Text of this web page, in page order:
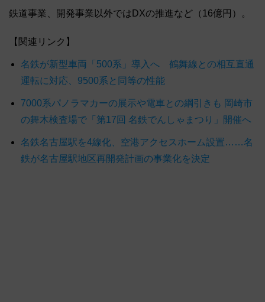
鉄道事業、開発事業以外ではDXの推進など（16億円）。
【関連リンク】
名鉄が新型車両「500系」導入へ 鶴舞線との相互直通
運転に対応、9500系と同等の性能
7000系パノラマカーの展示や電車との綱引きも 岡崎市
の舞木検査場で「第17回 名鉄でんしゃまつり」開催へ
名鉄名古屋駅を4線化、空港アクセスホーム設置……名
鉄が名古屋駅地区再開発計画の事業化を決定